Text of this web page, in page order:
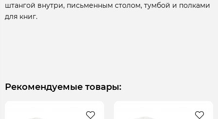
штангой внутри, письменным столом, тумбой и полками
для книг.
Рекомендуемые товары: